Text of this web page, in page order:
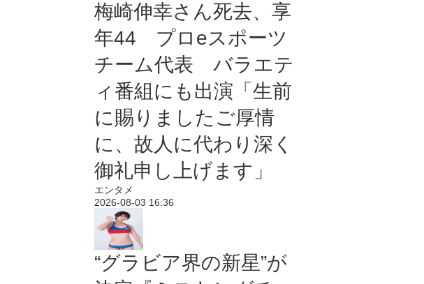
梅崎伸幸さん死去、享
年44 プロeスポーツ
チーム代表 バラエテ
ィ番組にも出演「生前
に賜りましたご厚情
に、故人に代わり深く
御礼申し上げます」
エンタメ
2026-08-03 16:36
“グラビア界の新星”が